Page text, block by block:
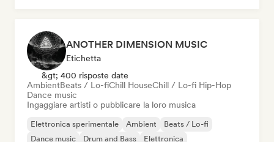
ANOTHER DIMENSION MUSIC
Etichetta
&gt; 400 risposte date
AmbientBeats / Lo-fiChill HouseChill / Lo-fi Hip-Hop
Dance music
Ingaggiare artisti o pubblicare la loro musica
Elettronica sperimentale Ambient
Beats / Lo-fi
Dance music
Drum and Bass
Elettronica